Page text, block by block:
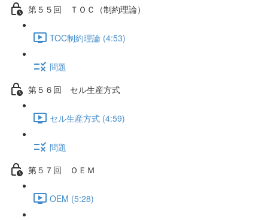
第５５回 ＴＯＣ（制約理論）
TOC制約理論 (4:53)
問題
第５６回 セル生産方式
セル生産方式 (4:59)
問題
第５７回 ＯＥＭ
OEM (5:28)